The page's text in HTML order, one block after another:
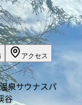
アクセス
泉サウナスパ
谷